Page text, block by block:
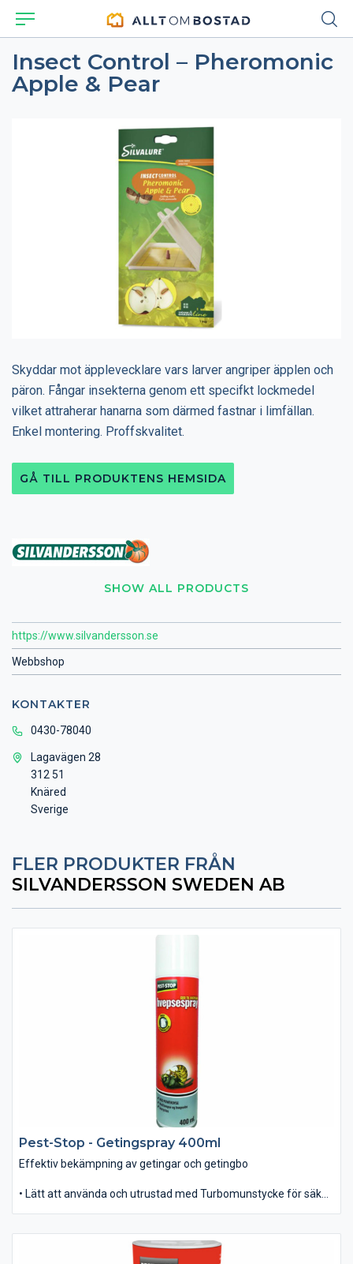
Insect Control – Pheromonic
Apple & Pear
SHOW ALL PRODUCTS
https://www.silvandersson.se
Webbshop
KONTAKTER
0430-78040
Lagavägen 28
312 51
Knäred
Sverige
Skyddar mot äpplevecklare vars larver angriper äpplen och
päron. Fångar insekterna genom ett specifkt lockmedel
vilket attraherar hanarna som därmed fastnar i limfällan.
Enkel montering. Proffskvalitet.
GÅ TILL PRODUKTENS HEMSIDA
FLER PRODUKTER FRÅN
SILVANDERSSON SWEDEN AB
Pest-Stop - Getingspray 400ml
Effektiv bekämpning av getingar och getingbo
• Lätt att använda och utrustad med Turbomunstycke för säker
• Kan användas direkt på getingar och i getingbo.